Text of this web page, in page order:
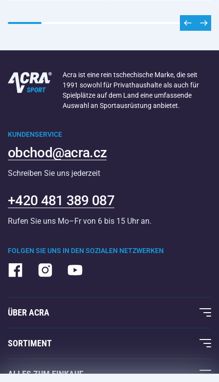
Acra ist eine rein tschechische Marke, die seit
1991 sowohl für Privathaushalte als auch für
Spielplätze auf dem Land eine umfassende
Auswahl an Sportausrüstung anbietet.
FOLGEN SIE UNS IN DEN SOZIALEN NETZWERKEN
KUNDENSERVICE
obchod@acra.cz
Schreiben Sie uns jederzeit
+420 481 389 087
Rufen Sie uns Mo–Fr von 6 bis 15 Uhr an.
ÜBER ACRA
Über uns
Acra-Garantie
Kontakte
SORTIMENT
Fitness und Krafttraining
ALLES ZUM EINKAUF